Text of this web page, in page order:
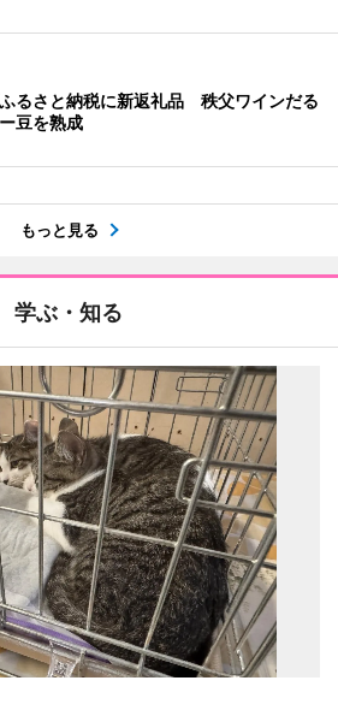
るさと納税に新返礼品 秩父ワインだる
豆を熟成
もっと見る
学ぶ・知る